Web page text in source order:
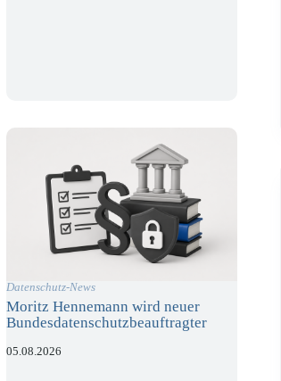
Datenschutz-News
Moritz Hennemann wird neuer
Bundesdatenschutzbeauftragter
05.08.2026